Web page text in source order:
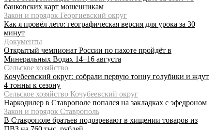
банковских карт мошенникам
Закон и порядок Георгиевский округ
Как я провёл лето: географическая версия для урока за 30
минут
Документы
Открытый чемпионат России по пахоте пройдёт в
Минеральных Водах 14–16 августа
Сельское хозяйство
Кочубеевский округ: собрали первую тонну голубики и ждут
4 тонны к сезону
Сельское хозяйство Кочубеевский округ
Наркодилер в Ставрополе попался на закладках с эфедроном
Закон и порядок Ставрополь
В Ставрополе братьев подозревают в хищении товаров из